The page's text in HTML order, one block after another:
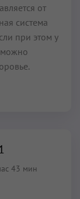
от
система
при этом у
можно
43 мин